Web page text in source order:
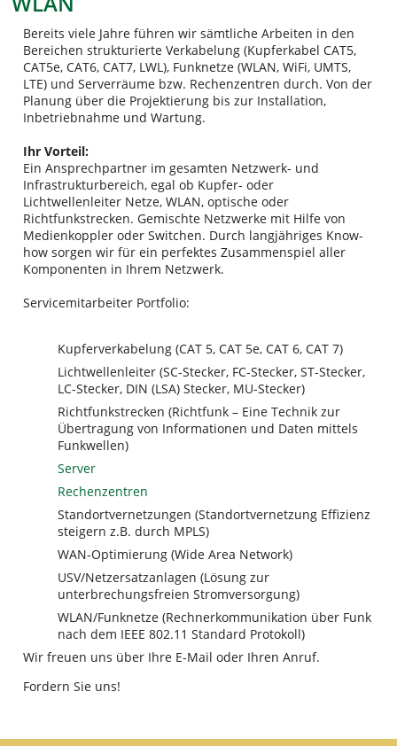
Bereits viele Jahre führen wir sämtliche Arbeiten in den
Bereichen strukturierte Verkabelung (Kupferkabel CAT5,
CAT5e, CAT6, CAT7, LWL), Funknetze (WLAN, WiFi, UMTS,
LTE) und Serverräume bzw. Rechenzentren durch. Von der
Planung über die Projektierung bis zur Installation,
Inbetriebnahme und Wartung.
Ihr Vorteil:
Ein Ansprechpartner im gesamten Netzwerk- und
Infrastrukturbereich, egal ob Kupfer- oder
Lichtwellenleiter Netze, WLAN, optische oder
Richtfunkstrecken. Gemischte Netzwerke mit Hilfe von
Medienkoppler oder Switchen. Durch langjähriges Know-
how sorgen wir für ein perfektes Zusammenspiel aller
Komponenten in Ihrem Netzwerk.
Servicemitarbeiter Portfolio:
Kupferverkabelung (CAT 5, CAT 5e, CAT 6, CAT 7)
Lichtwellenleiter (SC-Stecker, FC-Stecker, ST-Stecker,
LC-Stecker, DIN (LSA) Stecker, MU-Stecker)
Richtfunkstrecken (Richtfunk – Eine Technik zur
Übertragung von Informationen und Daten mittels
Funkwellen)
Server
Rechenzentren
Standortvernetzungen (Standortvernetzung Effizienz
steigern z.B. durch MPLS)
WAN-Optimierung (Wide Area Network)
USV/Netzersatzanlagen (Lösung zur
unterbrechungsfreien Stromversorgung)
WLAN/Funknetze (Rechnerkommunikation über Funk
nach dem IEEE 802.11 Standard Protokoll)
Wir freuen uns über Ihre E-Mail oder Ihren Anruf.
Fordern Sie uns!